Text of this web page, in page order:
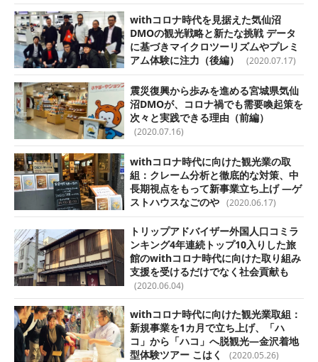
withコロナ時代を見据えた気仙沼
DMOの観光戦略と新たな挑戦 データ
に基づきマイクロツーリズムやプレミ
アム体験に注力（後編）
(2020.07.17)
震災復興から歩みを進める宮城県気仙
沼DMOが、コロナ禍でも需要喚起策を
次々と実践できる理由（前編）
(2020.07.16)
withコロナ時代に向けた観光業の取
組：クレーム分析と徹底的な対策、中
長期視点をもって新事業立ち上げ —ゲ
ストハウスなごのや (2020.06.17)
トリップアドバイザー外国人口コミラ
ンキング4年連続トップ10入りした旅
館のwithコロナ時代に向けた取り組み
支援を受けるだけでなく社会貢献も
(2020.06.04)
withコロナ時代に向けた観光業取組：
新規事業を1カ月で立ち上げ、「ハ
コ」から「ハコ」へ脱観光—金沢着地
型体験ツアー こはく
(2020.05.26)